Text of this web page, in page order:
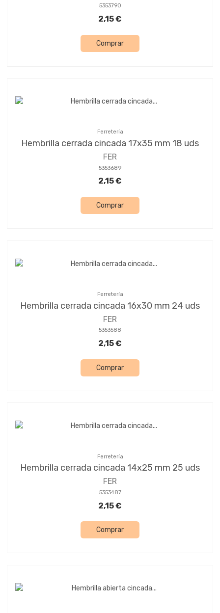
5353790
2,15 €
Comprar
Ferretería
Hembrilla cerrada cincada 17x35 mm 18 uds
FER
5353689
2,15 €
Comprar
Ferretería
Hembrilla cerrada cincada 16x30 mm 24 uds
FER
5353588
2,15 €
Comprar
Ferretería
Hembrilla cerrada cincada 14x25 mm 25 uds
FER
5353487
2,15 €
Comprar